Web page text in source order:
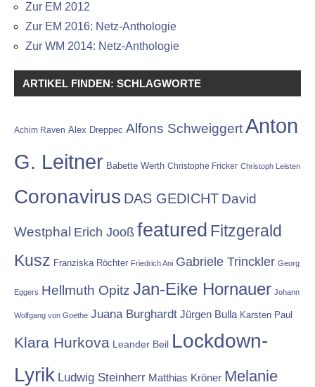
Zur EM 2012
Zur EM 2016: Netz-Anthologie
Zur WM 2014: Netz-Anthologie
ARTIKEL FINDEN: SCHLAGWORTE
Achim Raven Alex Dreppec Alfons SchweiggertAnton
G. Leitner Babette Werth Christophe Fricker Christoph Leisten
Coronavirus DAS GEDICHT David
Westphal Erich Jooß featured Fitzgerald
Kusz Franziska Röchter Friedrich Ani Gabriele Trinckler Georg
Eggers Hellmuth Opitz Jan-Eike Hornauer Johann
Wolfgang von Goethe Juana Burghardt Jürgen Bulla Karsten Paul
Klara Hurkova Leander Beil Lockdown-
Lyrik Ludwig Steinherr Matthias Kröner Melanie